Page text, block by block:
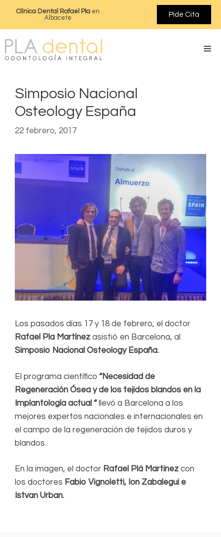
Clínica Dental Rafael Plaen
Albacete
Pide Cita
Simposio Nacional
Osteology España
22 febrero, 2017
Los pasados días 17 y 18 de febrero, el doctor
Rafael Pla Martínez asistió en Barcelona, al
Simposio Nacional Osteology España.
El programa científico “Necesidad de
Regeneración Ósea y de los tejidos blandos en la
Implantología actual “llevó a Barcelona a los
mejores expertos nacionales e internacionales en
el campo de la regeneración de tejidos duros y
blandos.
En la imagen, el doctor Rafael Plá Martinez con
los doctores Fabio Vignoletti, Ion Zabalegui e
Istvan Urban.